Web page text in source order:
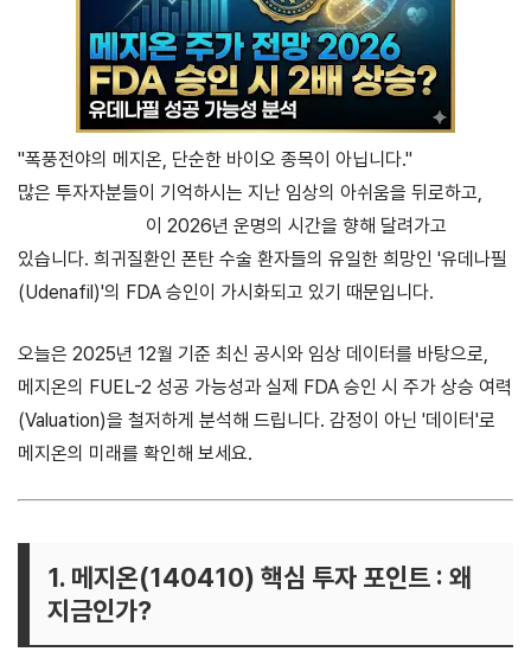
"폭풍전야의 메지온, 단순한 바이오 종목이 아닙니다."
많은 투자자분들이 기억하시는 지난 임상의 아쉬움을 뒤로하고,
이 2026년 운명의 시간을 향해 달려가고
있습니다. 희귀질환인 폰탄 수술 환자들의 유일한 희망인 '유데나필
(Udenafil)'의 FDA 승인이 가시화되고 있기 때문입니다.
오늘은 2025년 12월 기준 최신 공시와 임상 데이터를 바탕으로,
메지온의 FUEL-2 성공 가능성과 실제 FDA 승인 시 주가 상승 여력
(Valuation)을 철저하게 분석해 드립니다. 감정이 아닌 '데이터'로
메지온의 미래를 확인해 보세요.
1. 메지온(140410) 핵심 투자 포인트 : 왜
지금인가?